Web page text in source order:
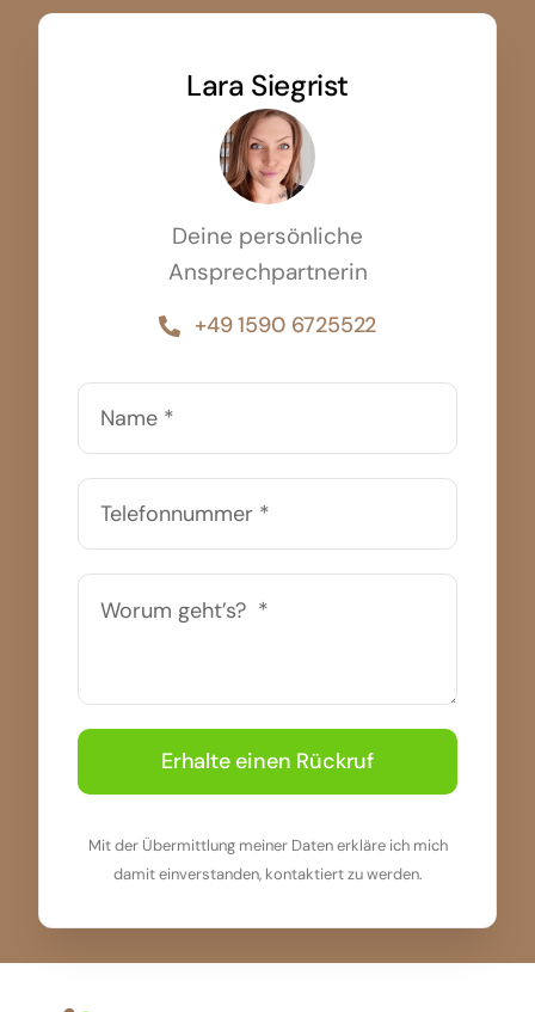
Lara Siegrist
Deine persönliche
Ansprechpartnerin
+49 1590 6725522
Erhalte einen Rückruf
Mit der Übermittlung meiner Daten erkläre ich mich
damit einverstanden, kontaktiert zu werden.